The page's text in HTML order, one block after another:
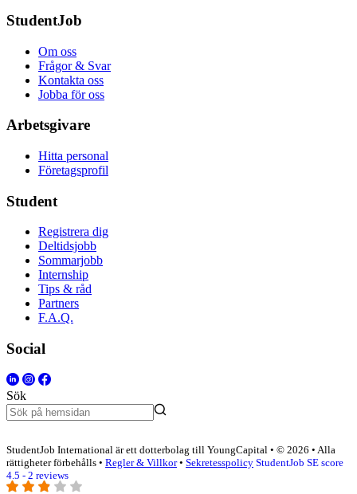
StudentJob
Om oss
Frågor & Svar
Kontakta oss
Jobba för oss
Arbetsgivare
Hitta personal
Företagsprofil
Student
Registrera dig
Deltidsjobb
Sommarjobb
Internship
Tips & råd
Partners
F.A.Q.
Social
Sök
StudentJob International är ett dotterbolag till YoungCapital • © 2026 • Alla
rättigheter förbehålls • Regler & Villkor• Sekretesspolicy StudentJob SE score
4.5 - 2 reviews